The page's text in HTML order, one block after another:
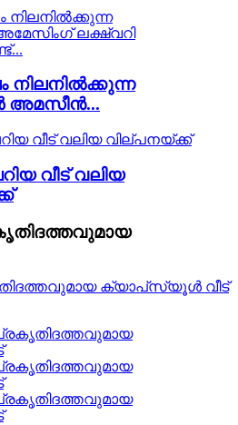
നിലനിൽക്കുന്ന
അമസീൻ...
വീട് വലിയ